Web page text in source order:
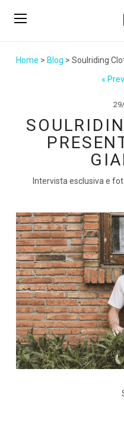
Home > Blog > Soulriding
« Prev
Intervista esclusiva e